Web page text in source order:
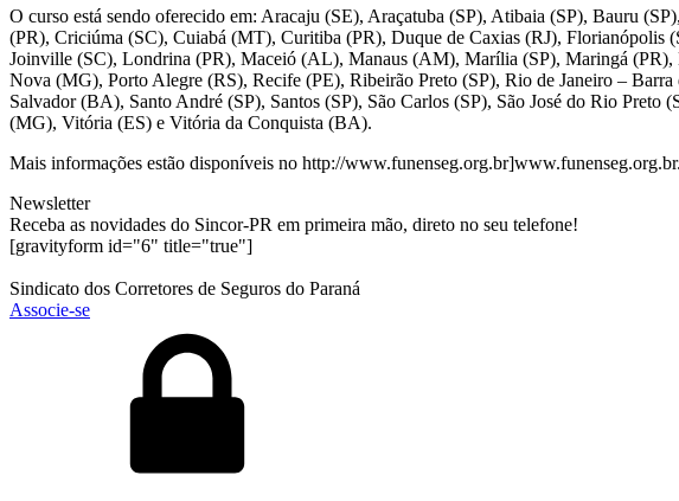
O curso está sendo oferecido em: Aracaju (SE), Araçatuba (SP), Atibaia (SP), Bauru
(PR), Criciúma (SC), Cuiabá (MT), Curitiba (PR), Duque de Caxias (RJ),
Joinville (SC), Londrina (PR), Maceió (AL), Manaus (AM), Marília (SP), Maringá (PR),
Nova (MG), Porto Alegre (RS), Recife (PE), Ribeirão Preto (SP), Rio de Janeiro –
Salvador (BA), Santo André (SP), Santos (SP), São Carlos (SP), São José do Rio
(MG), Vitória (ES) e Vitória da Conquista (BA).
Mais informações estão disponíveis no http://www.funenseg.org.br]www.funenseg.org.br.
Newsletter
Receba as novidades do Sincor-PR em primeira mão, direto no seu telefone!
[gravityform id="6" title="true"]
Sindicato dos Corretores de Seguros do Paraná
Associe-se